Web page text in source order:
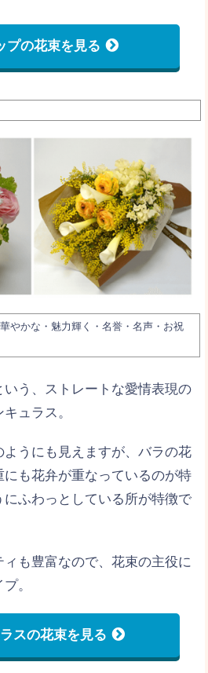
プの花束を見る
やかな・魅力輝く・名誉・名声・お祝
いう、ストレートな愛情表現の
ュラス。
うにも見えますが、バラの花
も花弁が重なっているのが特
ふわっとしている所が特徴で
も豊富なので、花束の主役に
。
スの花束を見る